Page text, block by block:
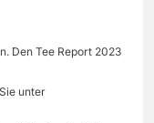
Den Tee Report 2023
unter